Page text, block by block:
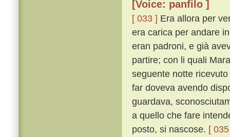
[Voice: panfilo ]
[ 033 ] Era allora per
era carica per andare
eran padroni, e già
partire; con li quali
seguente notte
far doveva avendo
guardava,
a quello che fare
posto, si nascose. [